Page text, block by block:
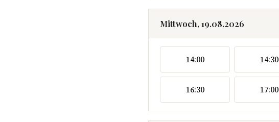
Mittwoch, 19.08.2026
14:00 14:30
16:30 17:00